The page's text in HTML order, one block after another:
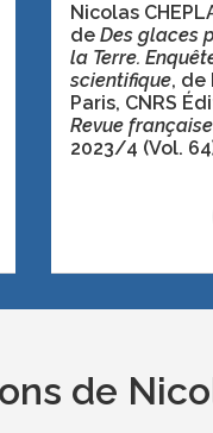
Nicolas
de Des glaces
la Terre.
scientifique, de
Paris, CNRS
Revue
2023/4 (Vol.
de